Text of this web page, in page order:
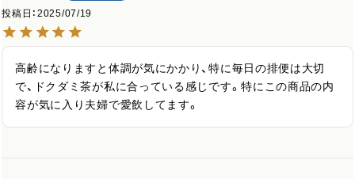
投稿日
2025/07/19
高齢になりますと体調が気にかかり、特に毎日の排便は大切
で、ドクダミ茶が私に合っている感じです。特にこの商品の内
容が気に入り夫婦で愛飲してます。